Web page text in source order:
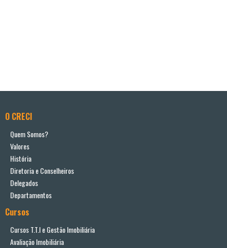
O CRECI
Quem Somos?
Valores
História
Diretoria e Conselheiros
Delegados
Departamentos
Cursos
Cursos T.T.I e Gestão Imobiliária
Avaliação Imobiliária